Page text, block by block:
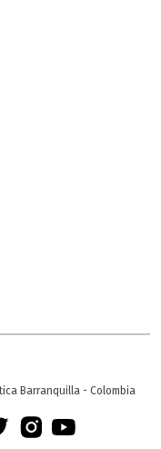
Barranquilla - Colombia